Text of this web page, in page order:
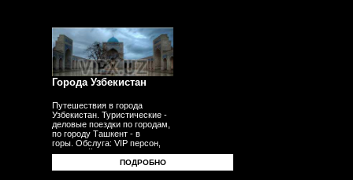
Города Узбекистан
Путешествия в города
Узбекистан. Туристические -
деловые поездки по городам,
по городу Ташкент - в
горы. Обслуга: VIP персон,
делегаций, бизнесменов,
туристов, гостей,
корпоративных клиентов
ПОДРОБНО